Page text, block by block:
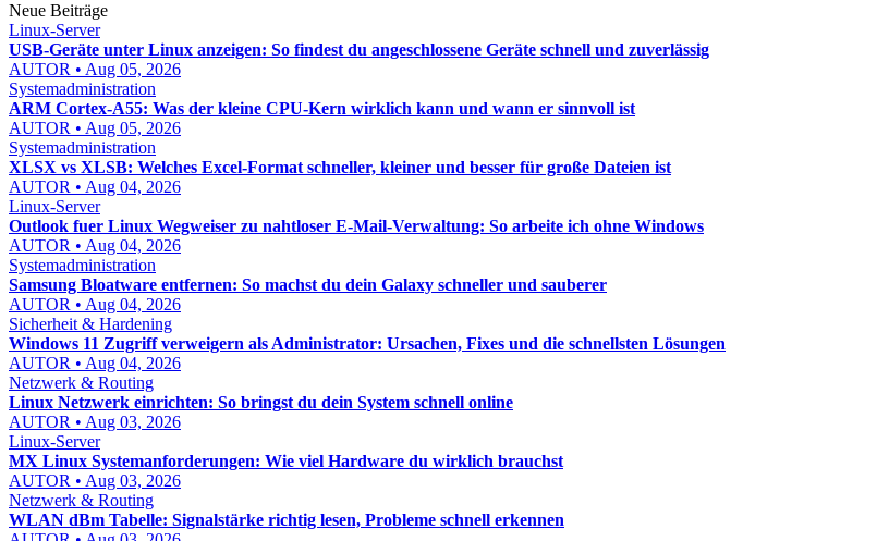
Neue Beiträge
Linux-Server
USB-Geräte unter Linux anzeigen: So findest du angeschlossene Geräte schnell und zuverlässig
AUTOR • Aug 05, 2026
Systemadministration
ARM Cortex-A55: Was der kleine CPU-Kern wirklich kann und wann er sinnvoll ist
AUTOR • Aug 05, 2026
Systemadministration
XLSX vs XLSB: Welches Excel-Format schneller, kleiner und besser für große Dateien ist
AUTOR • Aug 04, 2026
Linux-Server
Outlook fuer Linux Wegweiser zu nahtloser E-Mail-Verwaltung: So arbeite ich ohne Windows
AUTOR • Aug 04, 2026
Systemadministration
Samsung Bloatware entfernen: So machst du dein Galaxy schneller und sauberer
AUTOR • Aug 04, 2026
Sicherheit & Hardening
Windows 11 Zugriff verweigern als Administrator: Ursachen, Fixes und die schnellsten Lösungen
AUTOR • Aug 04, 2026
Netzwerk & Routing
Linux Netzwerk einrichten: So bringst du dein System schnell online
AUTOR • Aug 03, 2026
Linux-Server
MX Linux Systemanforderungen: Wie viel Hardware du wirklich brauchst
AUTOR • Aug 03, 2026
Netzwerk & Routing
WLAN dBm Tabelle: Signalstärke richtig lesen, Probleme schnell erkennen